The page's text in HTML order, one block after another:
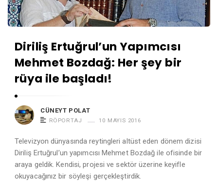
y
t
Diriliş Ertuğrul’un Yapımcısı
Mehmet Bozdağ: Her şey bir
rüya ile başladı!
CÜNEYT POLAT
RÖPORTAJ 10 MAYIS 2016
Televizyon dünyasında reytingleri altüst eden dönem dizisi
Diriliş Ertuğrul’un yapımcısı Mehmet Bozdağ ile ofisinde bir
araya geldik. Kendisi, projesi ve sektör üzerine keyifle
okuyacağınız bir söyleşi gerçekleştirdik.